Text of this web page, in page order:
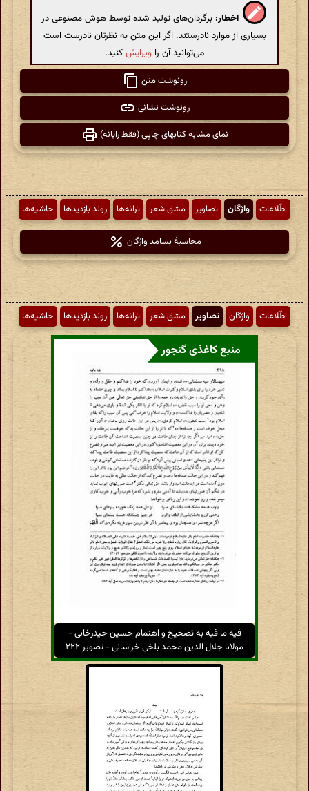
اخطار: برگردان‌های تولید شده توسط هوش مصنوعی در
بسیاری از موارد نادرستند. اگر این متن به نظرتان نادرست است
می‌توانید آن را ویرایشکنید.
رونوشت متن
رونوشت نشانی
نمای مشابه کتابهای چاپی (فقط رایانه)
اطّلاعات واژگان تصاویر مشق شعر ترانه‌ها روند بازدیدها حاشیه‌ها
محاسبهٔ بسامد واژگان
اطّلاعات واژگان تصاویر مشق شعر ترانه‌ها روند بازدیدها حاشیه‌ها
منبع کاغذی گنجور
فیه ما فیه به تصحیح و اهتمام حسین حیدرخانی -
مولانا جلال الدین محمد بلخی خراسانی - تصویر ۲۲۲